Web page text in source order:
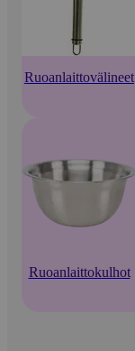
Ruoanlaittovälineet
Ruoanlaittokulhot